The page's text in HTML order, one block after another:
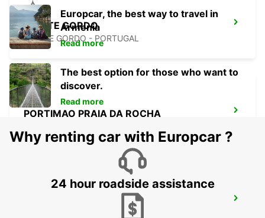
MONTE GORDO
MONTE GORDO - PORTUGAL
PORTIMAO PRAIA DA ROCHA
Europcar, the best way to travel in
Armenia
Read more
The best option for those who want to
discover.
Read more
Why renting car with Europcar ?
24 hour roadside assistance